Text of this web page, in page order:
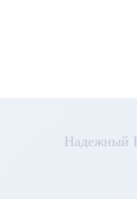
Надежный